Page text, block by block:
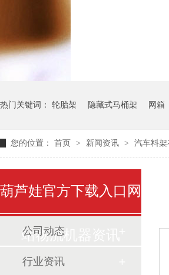
料架
热门关键词： 轮胎架 隐藏式马桶架 网箱
您的位置： 首页 > 新闻资讯 > 汽车料
葫芦娃官方下载入口网
站物流机器资讯
公司动态
行业资讯